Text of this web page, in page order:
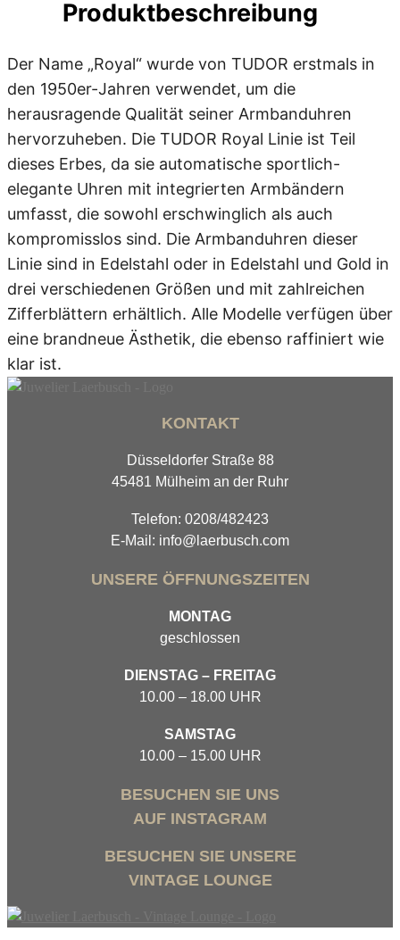
Produktbeschreibung
Der Name „Royal“ wurde von TUDOR erstmals in
den 1950er-Jahren verwendet, um die
herausragende Qualität seiner Armbanduhren
hervorzuheben. Die TUDOR Royal Linie ist Teil
dieses Erbes, da sie automatische sportlich-
elegante Uhren mit integrierten Armbändern
umfasst, die sowohl erschwinglich als auch
kompromisslos sind. Die Armbanduhren dieser
Linie sind in Edelstahl oder in Edelstahl und Gold in
drei verschiedenen Größen und mit zahlreichen
Zifferblättern erhältlich. Alle Modelle verfügen über
eine brandneue Ästhetik, die ebenso raffiniert wie
klar ist.
KONTAKT
Düsseldorfer Straße 88
45481 Mülheim an der Ruhr
Telefon: 0208/482423
E-Mail: info@laerbusch.com
UNSERE ÖFFNUNGSZEITEN
MONTAG
geschlossen
DIENSTAG – FREITAG
10.00 – 18.00 UHR
SAMSTAG
10.00 – 15.00 UHR
BESUCHEN SIE UNS
AUF INSTAGRAM
BESUCHEN SIE UNSERE
VINTAGE LOUNGE